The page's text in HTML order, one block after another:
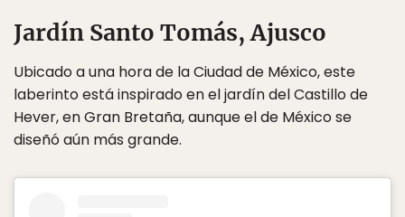
Jardín Santo Tomás, Ajusco
Ubicado a una hora de la Ciudad de México, este
laberinto está inspirado en el jardín del Castillo de
Hever, en Gran Bretaña, aunque el de México se
diseñó aún más grande.